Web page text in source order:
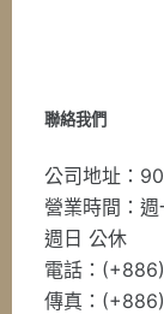
聯絡我們
公司地址：
營業時間：
週日 公休
電話：
傳真：